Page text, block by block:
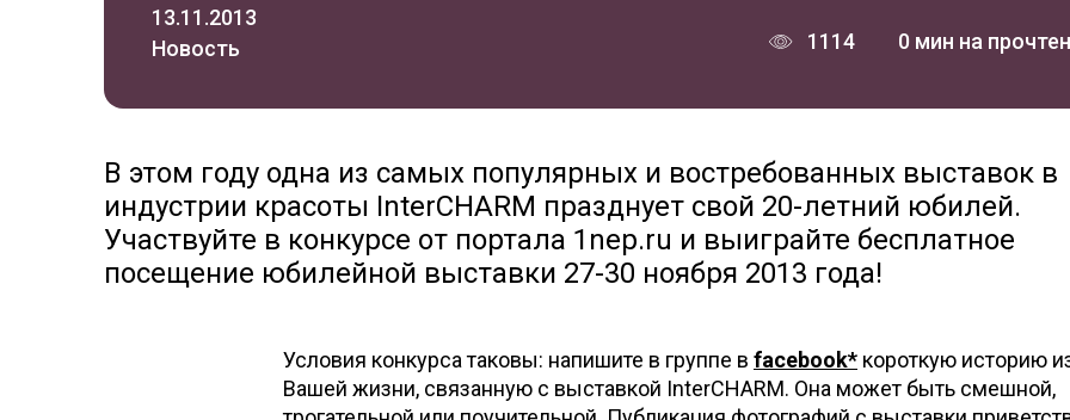
13.11.2013
Новость
1114 0 мин на
В этом году одна из самых популярных и востребованных выставок в
индустрии красоты InterCHARM празднует свой 20-летний юбилей.
Участвуйте в конкурсе от портала 1nep.ru и выиграйте бесплатное
посещение юбилейной выставки 27-30 ноября 2013 года!
Условия конкурса таковы: напишите в группе в facebook* короткую историю
Вашей жизни, связанную с выставкой InterCHARM. Она может быть смешной,